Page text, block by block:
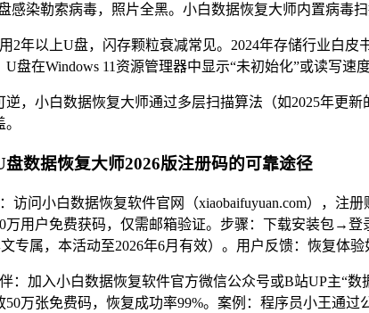
感染勒索病毒，照片全黑。小白数据恢复大师内置病毒
2年以上U盘，闪存颗粒衰减常见。2024年存储行业白皮
盘在Windows 11资源管理器中显示“未初始化”或读写速度
逆，小白数据恢复大师通过多层扫描算法（如2025年更
盘数据恢复大师2026版注册码的可靠途径
访问小白数据恢复软件官网（xiaobaifuyuan.com），注
万用户免费获码，仅需邮箱验证。步骤：下载安装包→
专属，本活动至2026年6月有效）。用户反馈：恢复体验
：加入小白数据恢复软件官方微信公众号或B站UP主“数
50万张免费码，恢复成功率99%。案例：程序员小王通